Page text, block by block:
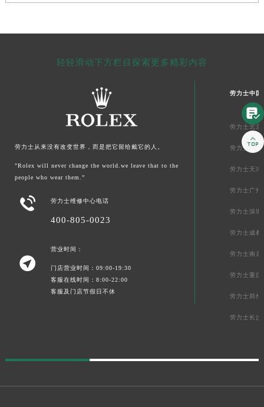
轻轻滑动下方栏目探索更多精彩内容
劳力士从来没有改变世界，而是把它留给戴它的人。
"Rolex will never change the world.we leave that to the
people who wear them.”
 劳力士维修中心电话
400-805-0023

营业时间：
门店营业时间：09:00-19:30
客服在线时间：8:00-22:00
客服及门店节假日不休
劳力士中国
劳力士北京
劳力士上海
劳力士天津
劳力士广州
劳力士深圳
劳力士成都
劳力士南京
劳力士重庆
劳力士郑州
劳力士长沙

